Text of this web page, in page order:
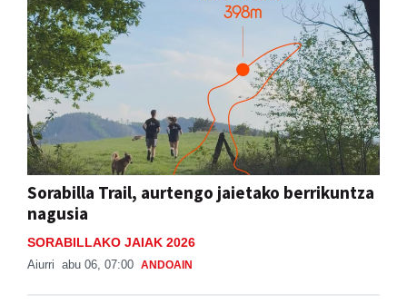
Sorabilla Trail, aurtengo jaietako berrikuntza
nagusia
SORABILLAKO JAIAK 2026
Aiurri abu 06, 07:00 ANDOAIN